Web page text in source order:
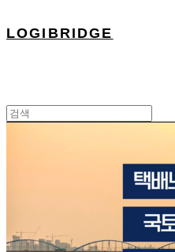
LOGIBRIDGE